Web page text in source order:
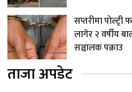
सप्तरीमा पोल्ट्री
लागेर २ वर्षीय
सञ्चालक पक्राउ
ताजा अपडेट